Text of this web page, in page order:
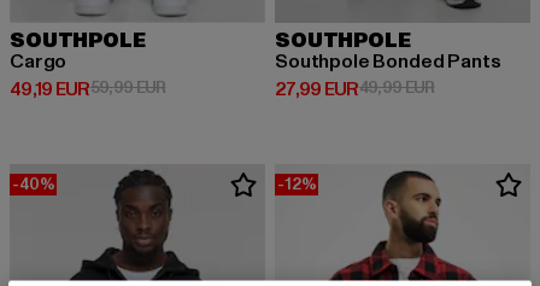
SOUTHPOLE
Cargo
49,19 EUR
Derzeitiger Preis: 49,19 EUR
59,99 EURAktionspreis: 59,99 EUR
SOUTHPOLE
Southpole Bonded Pants
27,99 EUR
Derzeitiger Preis: 27,99 EUR
49,99 EURAktionspreis:
-40% -12%